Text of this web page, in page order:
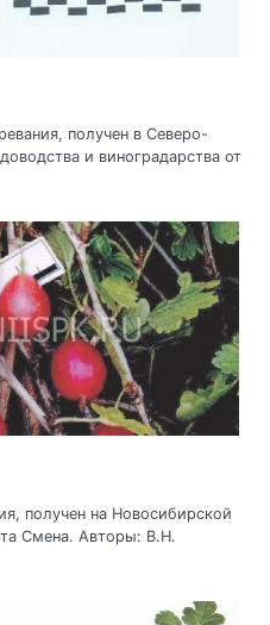
получен в Северо-
и виноградарства от
получен на Новосибирской
Смена. Авторы: В.Н.